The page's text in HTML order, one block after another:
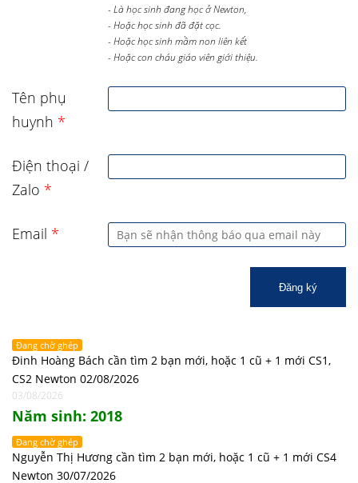
- Là học sinh đang học ở Newton,
- Hoặc học sinh đã đặt cọc.
- Hoặc học sinh mầm non liên kết
- Hoặc con cháu giáo viên giới thiệu.
Tên phụ
huynh *
Điện thoại /
Zalo *
Email *
Đăng ký
Đang chờ ghép
Đinh Hoàng Bách cần tìm 2 bạn mới, hoặc 1 cũ + 1 mới CS1,
CS2 Newton 02/08/2026
03/08/2026
Năm sinh: 2018
Đang chờ ghép
Nguyễn Thị Hương cần tìm 2 bạn mới, hoặc 1 cũ + 1 mới CS4
Newton 30/07/2026